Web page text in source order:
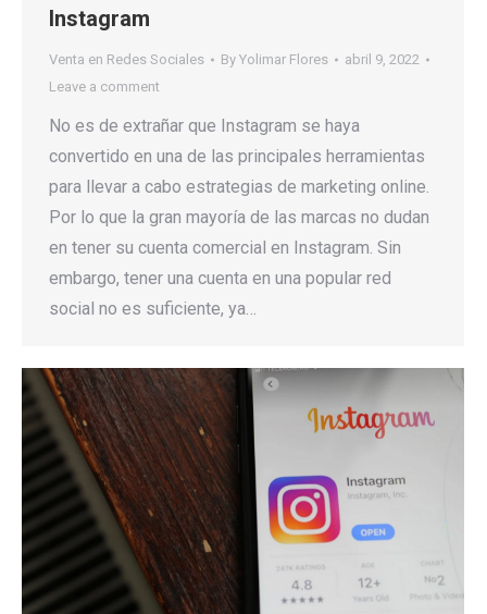
Instagram
Venta en Redes Sociales By Yolimar Flores
abril 9, 2022
Leave a comment
No es de extrañar que Instagram se haya
convertido en una de las principales herramientas
para llevar a cabo estrategias de marketing online.
Por lo que la gran mayoría de las marcas no dudan
en tener su cuenta comercial en Instagram. Sin
embargo, tener una cuenta en una popular red
social no es suficiente, ya…